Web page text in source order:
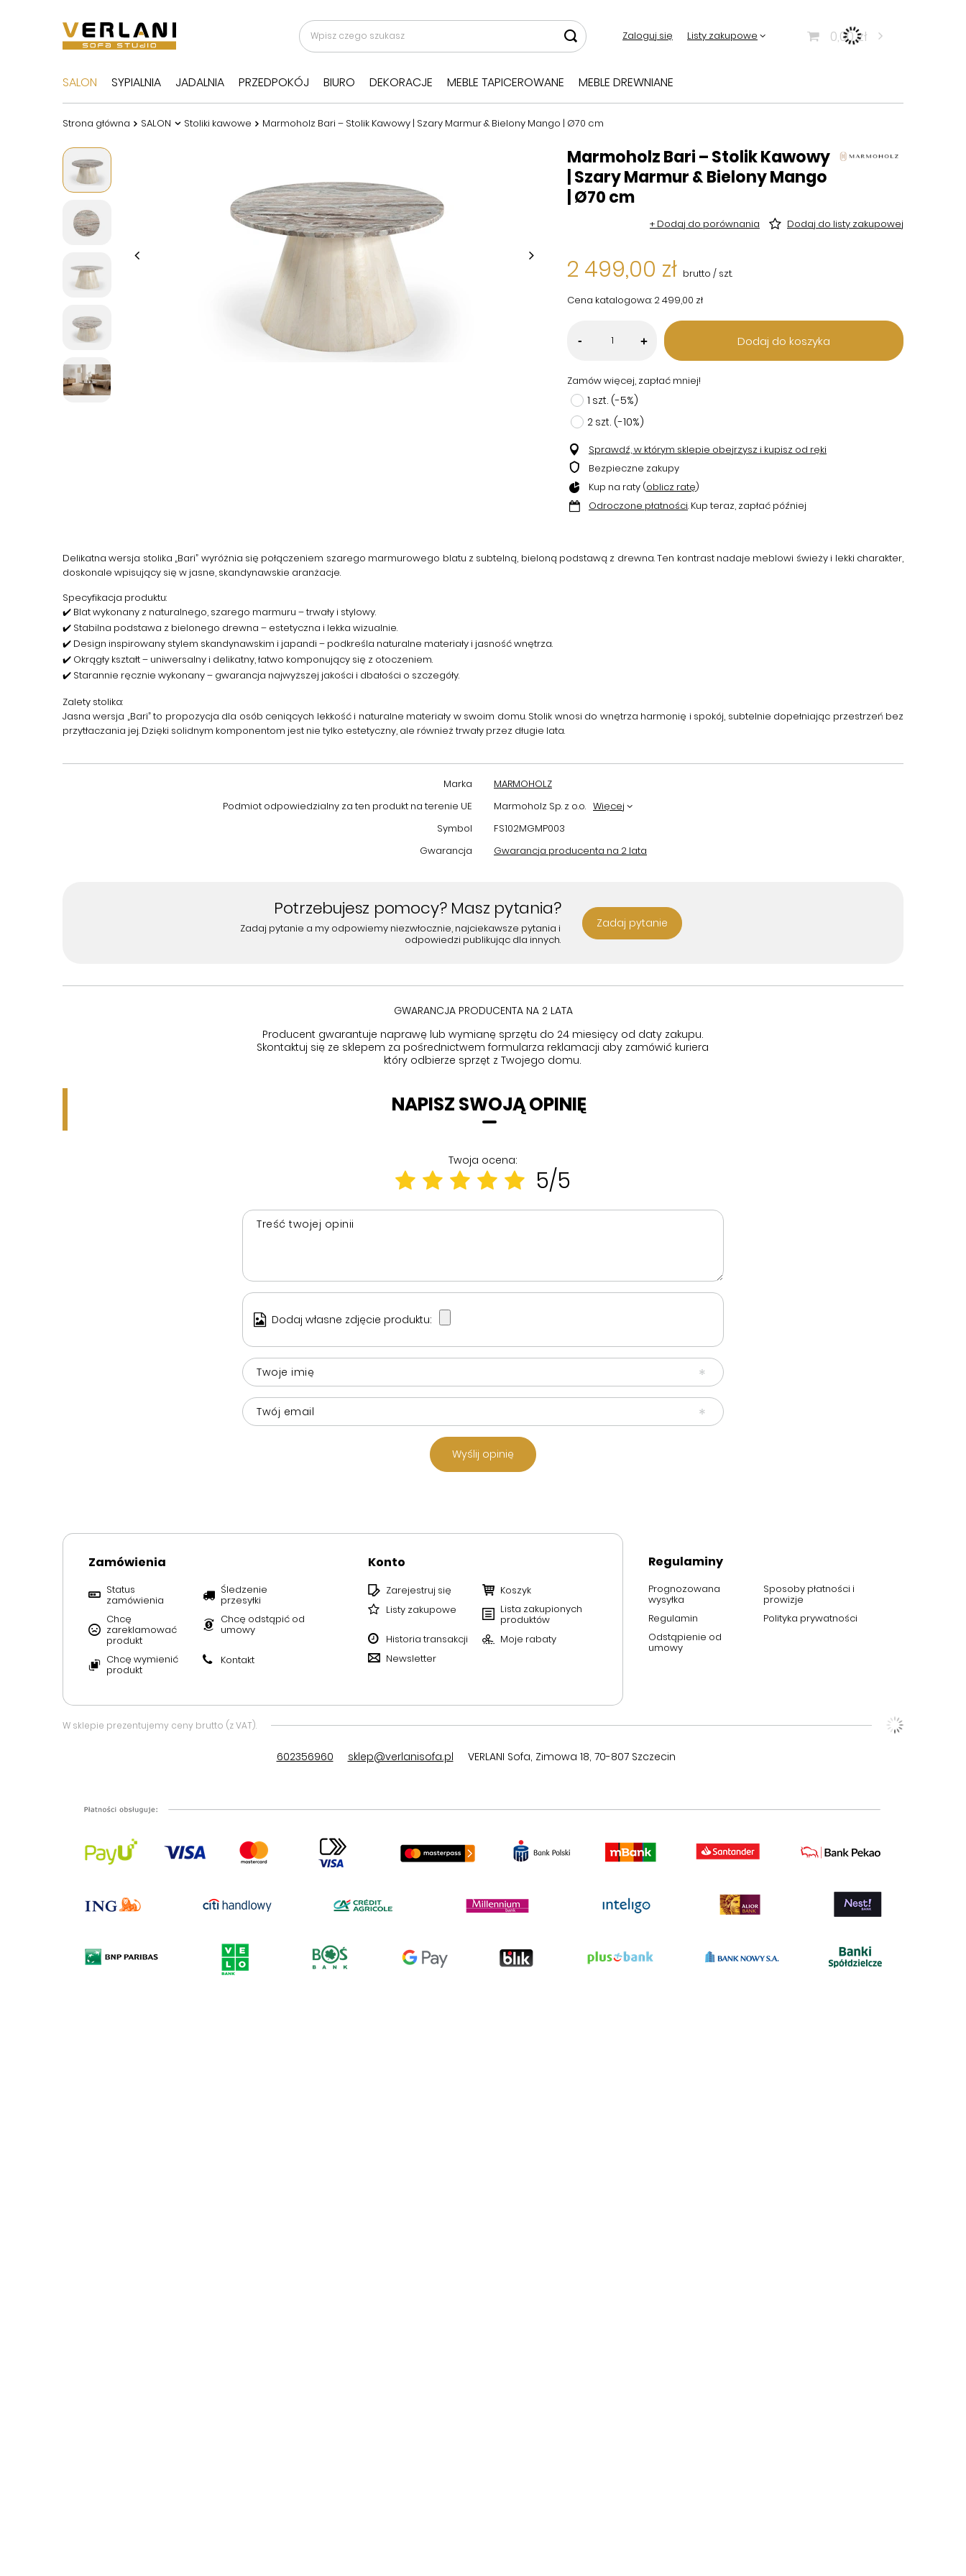
Zaloguj się Listy zakupowe 0,00 zł
SALON SYPIALNIA JADALNIA PRZEDPOKÓJ BIURO DEKORACJE MEBLE TAPICEROWANE MEBLE DREWNIANE
Strona główna SALON Stoliki kawowe Marmoholz Bari – Stolik Kawowy | Szary Marmur & Bielony Mango | Ø70 cm
Marmoholz Bari – Stolik Kawowy
| Szary Marmur & Bielony Mango
| Ø70 cm
+ Dodaj do porównania Dodaj do listy zakupowej
2 499,00 zł brutto / szt.
Cena katalogowa: 2 499,00 zł
- + Dodaj do koszyka
Zamów więcej, zapłać mniej!
1 szt. (-5%)
2 szt. (-10%)
Sprawdź, w którym sklepie obejrzysz i kupisz od ręki
Bezpieczne zakupy
Kup na raty (oblicz ratę)
Odroczone płatności. Kup teraz, zapłać później
Delikatna wersja stolika „Bari” wyróżnia się połączeniem szarego marmurowego blatu z subtelną, bieloną podstawą z drewna. Ten kontrast nadaje meblowi świeży i lekki charakter,
doskonale wpisujący się w jasne, skandynawskie aranżacje.
Specyfikacja produktu:
✔️ Blat wykonany z naturalnego, szarego marmuru – trwały i stylowy.
✔️ Stabilna podstawa z bielonego drewna – estetyczna i lekka wizualnie.
✔️ Design inspirowany stylem skandynawskim i japandi – podkreśla naturalne materiały i jasność wnętrza.
✔️ Okrągły kształt – uniwersalny i delikatny, łatwo komponujący się z otoczeniem.
✔️ Starannie ręcznie wykonany – gwarancja najwyższej jakości i dbałości o szczegóły.
Zalety stolika:
Jasna wersja „Bari” to propozycja dla osób ceniących lekkość i naturalne materiały w swoim domu. Stolik wnosi do wnętrza harmonię i spokój, subtelnie dopełniając przestrzeń bez
przytłaczania jej. Dzięki solidnym komponentom jest nie tylko estetyczny, ale również trwały przez długie lata.
Marka
MARMOHOLZ
Podmiot odpowiedzialny za ten produkt na terenie UE
Marmoholz Sp. z o.o. Więcej
Symbol
FS102MGMP003
Gwarancja
Gwarancja producenta na 2 lata
Potrzebujesz pomocy? Masz pytania?
Zadaj pytanie a my odpowiemy niezwłocznie, najciekawsze pytania i
odpowiedzi publikując dla innych.
Zadaj pytanie
GWARANCJA PRODUCENTA NA 2 LATA
Producent gwarantuje naprawę lub wymianę sprzętu do 24 miesięcy od daty zakupu.
Skontaktuj się ze sklepem za pośrednictwem formularza reklamacji aby zamówić kuriera
który odbierze sprzęt z Twojego domu.
NAPISZ SWOJĄ OPINIĘ
Twoja ocena:
5/5
Treść twojej opinii
Dodaj własne zdjęcie produktu:
Twoje imię
Twój email
Wyślij opinię
Zamówienia
Status
zamówienia
Śledzenie
przesyłki
Chcę
zareklamować
produkt
Chcę odstąpić od
umowy
Chcę wymienić
produkt
Kontakt
Konto
Zarejestruj się
Koszyk
Listy zakupowe
Lista zakupionych
produktów
Historia transakcji
Moje rabaty
Newsletter
Regulaminy
Prognozowana
wysyłka
Sposoby płatności i
prowizje
Regulamin
Polityka prywatności
Odstąpienie od
umowy
W sklepie prezentujemy ceny brutto (z VAT).
602356960 sklep@verlanisofa.pl VERLANI Sofa, Zimowa 18, 70-807Szczecin